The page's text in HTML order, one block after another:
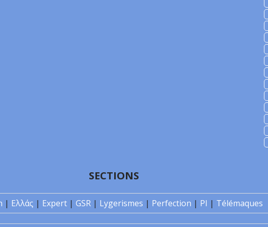
SECTIONS
| Ελλάς | Expert | GSR | Lygerismes | Perfection | PI | Télémaques